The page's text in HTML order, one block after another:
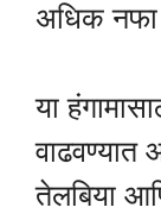
अधिक
या
वाढवण्यात
तेलबिया